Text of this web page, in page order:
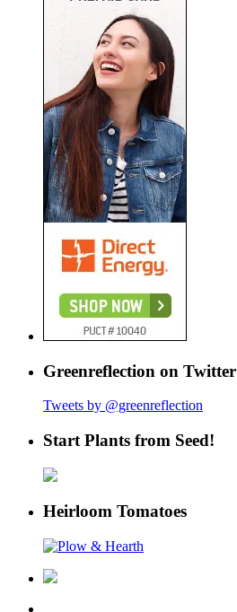
Greenreflection on Twitter
Tweets by @greenreflection
Start Plants from Seed!
Heirloom Tomatoes